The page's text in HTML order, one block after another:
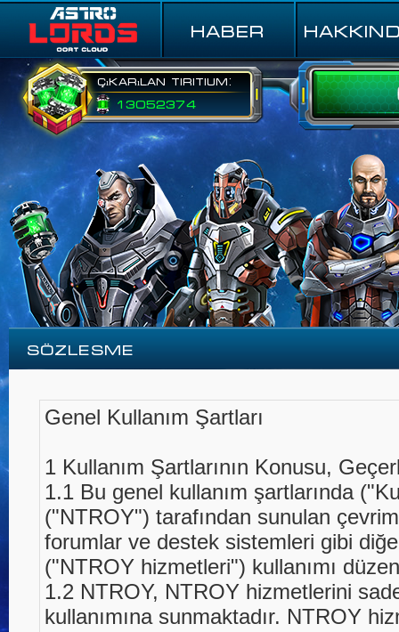
HABER
Çıkarılan Tiritium:
13052374
Sözlesme
Genel Kullanım Şartları
1 Kullanım Şartlarının Konusu,
1.1 Bu genel kullanım şartlarında
("NTROY") tarafından sunulan
forumlar ve destek sistemleri gibi
("NTROY hizmetleri") kullanımı
1.2 NTROY, NTROY hizmetlerini
kullanımına sunmaktadır. NTROY